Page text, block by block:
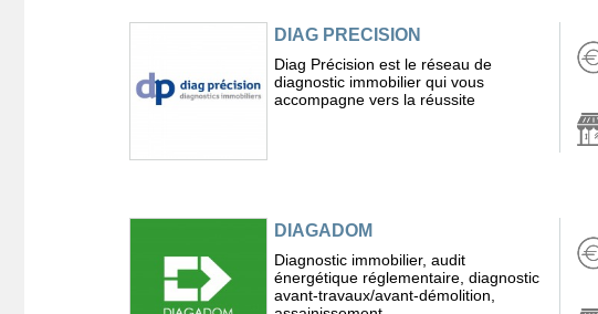
DIAG PRECISION
Diag Précision est le réseau de
diagnostic immobilier qui vous
accompagne vers la réussite
DIAGADOM
Diagnostic immobilier, audit
énergétique réglementaire, diagnostic
avant-travaux/avant-démolition,